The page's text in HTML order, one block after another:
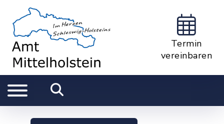
Termin
vereinbaren